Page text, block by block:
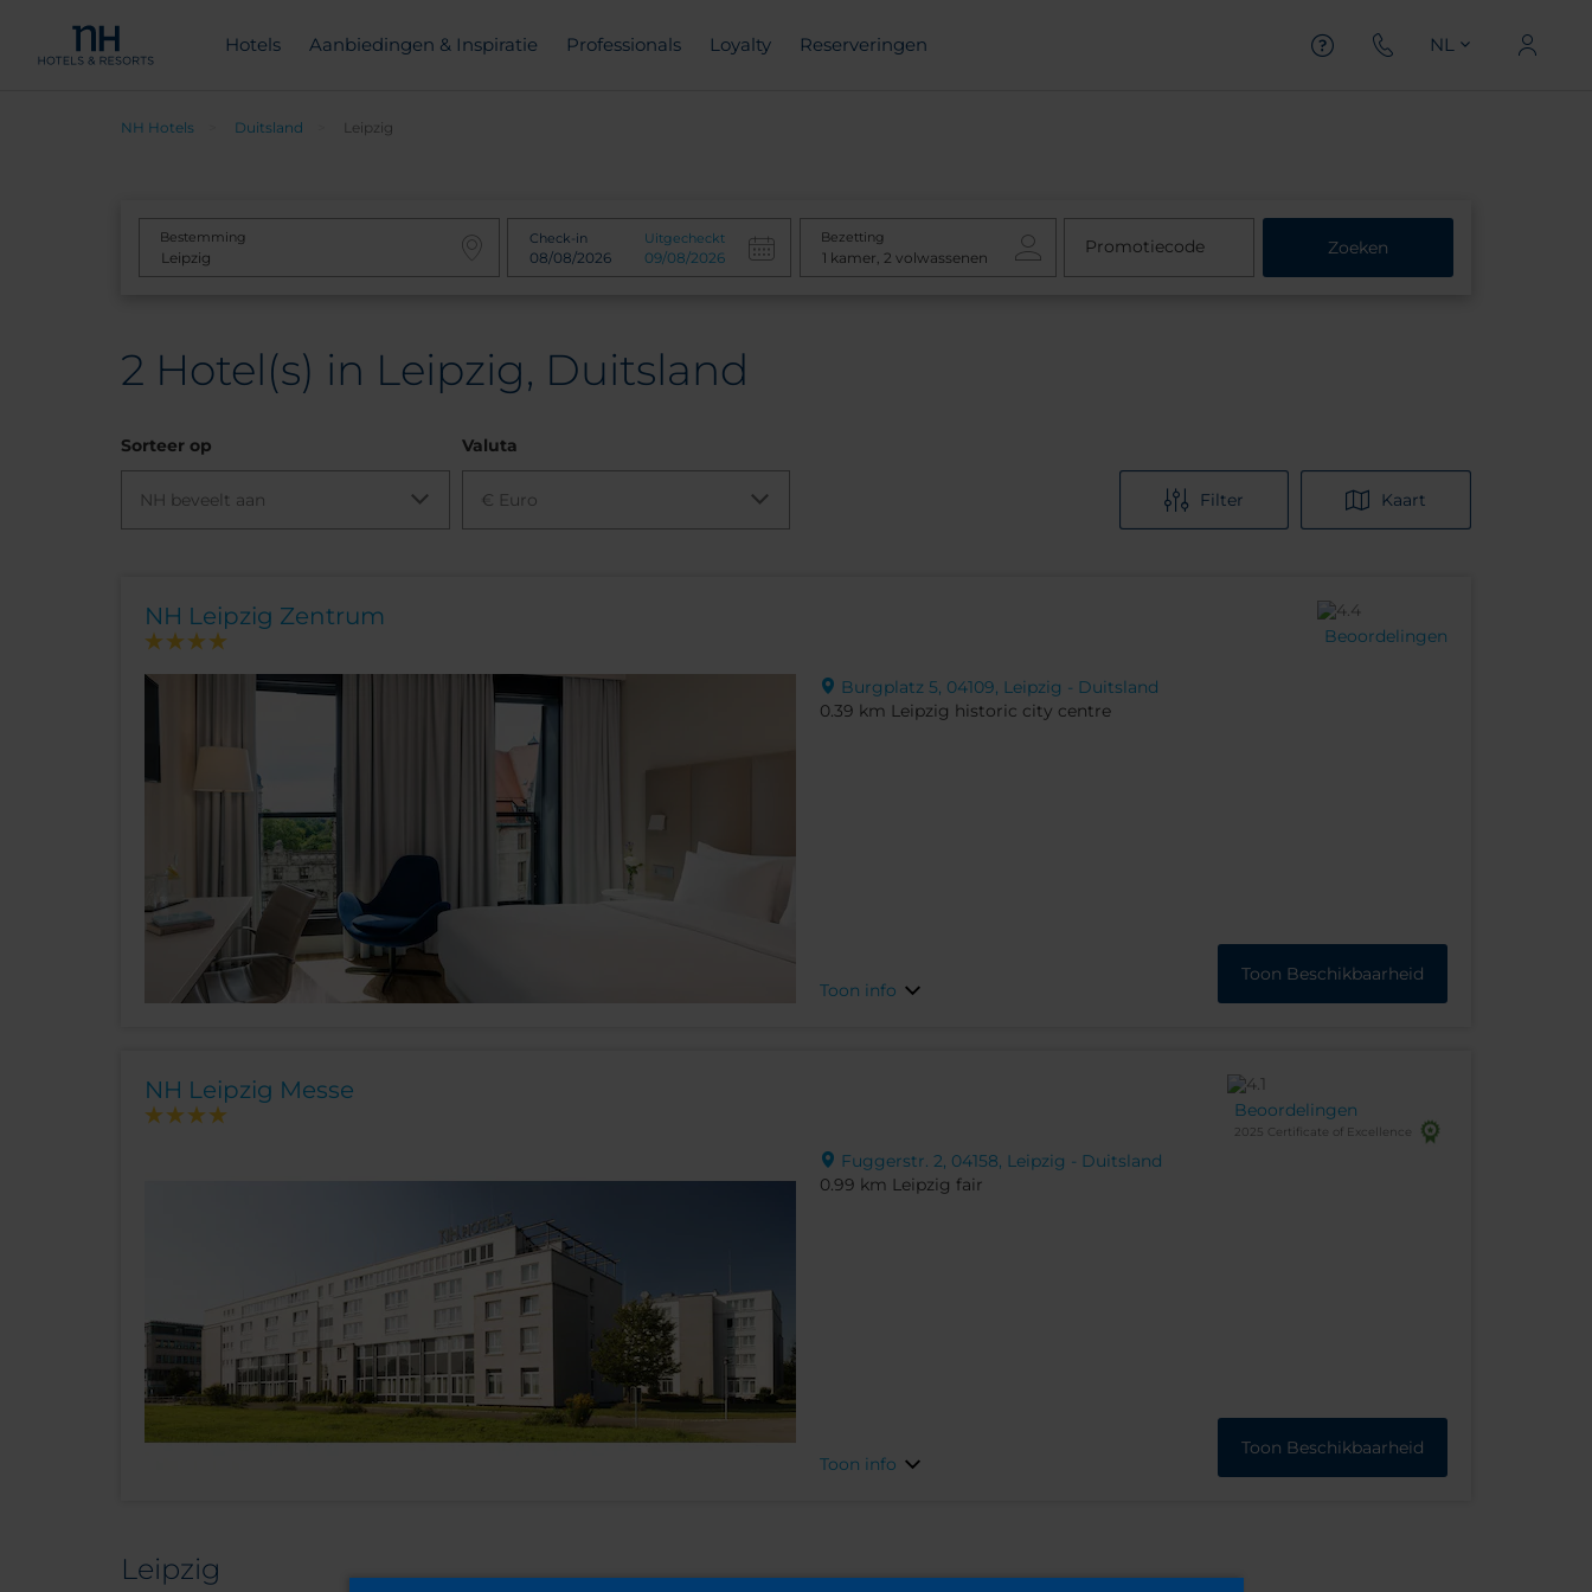
Hotels Aanbiedingen & Inspiratie Professionals Loyalty Reserveringen NL
NH Hotels Duitsland Leipzig
Bestemming Check-in Uitgecheckt Bezetting Promotiecode Zoeken
2 Hotel(s) in Leipzig, Duitsland
Sorteer op
NH beveelt aan
Valuta
€ Euro Filter Kaart
NH Leipzig Zentrum
Burgplatz 5, 04109, Leipzig - Duitsland
0.39 km Leipzig historic city centre
Beoordelingen
Toon info
Toon Beschikbaarheid
NH Leipzig Messe
Fuggerstr. 2, 04158, Leipzig - Duitsland
0.99 km Leipzig fair
Beoordelingen
2025 Certificate of Excellence
Toon info
Toon Beschikbaarheid
Leipzig